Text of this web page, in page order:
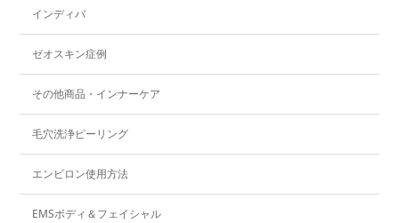
インディバ
ゼオスキン症例
その他商品・インナーケア
毛穴洗浄ピーリング
エンビロン使用方法
EMSボディ＆フェイシャル